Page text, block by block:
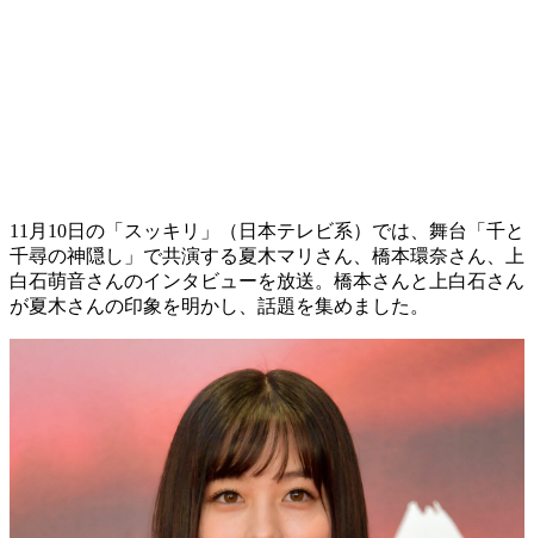
11月10日の「スッキリ」（日本テレビ系）では、舞台「千と
千尋の神隠し」で共演する夏木マリさん、橋本環奈さん、上
白石萌音さんのインタビューを放送。橋本さんと上白石さん
が夏木さんの印象を明かし、話題を集めました。